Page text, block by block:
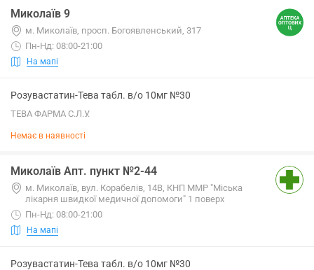
Миколаїв 9
м. Миколаїв, просп. Богоявленський, 317
Пн-Нд: 08:00-21:00
На мапі
Розувастатин-Тева табл. в/о 10мг №30
ТЕВА ФАРМА С.Л.У.
Немає в наявності
Миколаїв Апт. пункт №2-44
м. Миколаїв, вул. Корабелів, 14В, КНП ММР "Міська
лікарня швидкої медичної допомоги" 1 поверх
Пн-Нд: 08:00-21:00
На мапі
Розувастатин-Тева табл. в/о 10мг №30